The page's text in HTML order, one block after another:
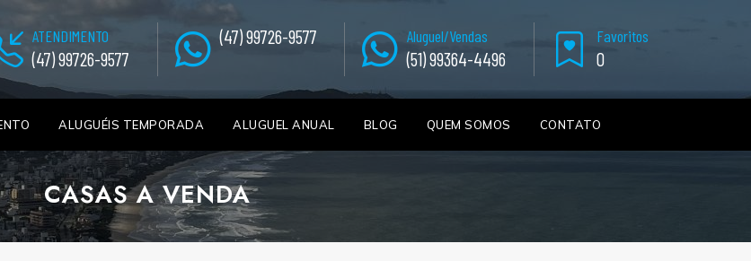
ATENDIMENTO
(47) 99726-9577
(47) 99726-9577 Aluguel/Vendas
(51) 99364-4496
Favoritos
0
ALUGUÉIS TEMPORADA ALUGUEL ANUAL BLOG QUEM SOMOS CONTATO
CASAS A VENDA